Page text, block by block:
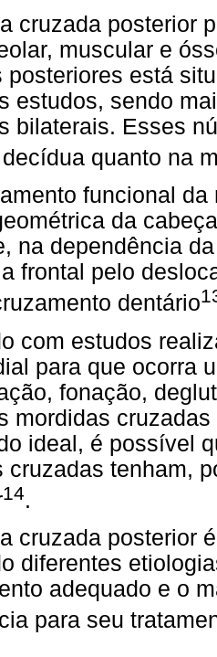
cruzada posterior
muscular e
posteriores está
estudos, sendo
bilaterais. Esses
quanto na
funcional
da
na dependência
frontal pelo
dentário
com estudos
para que ocorra
fonação,
mordidas
ideal, é possível
cruzadas tenham,
14.
cruzada posterior
diferentes
adequado e o
para seu